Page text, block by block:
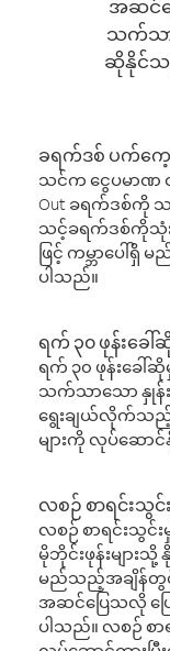
အဆင်ပ
သက်သာ
ဆိုနိုင်သ
ခရက်ဒစ် ပက်ကေ့ခ
သင်က ငွေပမာဏ
Out ခရက်ဒစ်ကို
သင့်ခရက်ဒစ်ကိုသုံး
ဖြင့် ကမ္ဘာပေါ်
ပါသည်။
ရက် ၃၀ ဖုန်းခေ
ရက် ၃၀ ဖုန်းခေ
သက်သာသော နှုန်း
ရွေးချယ်လိုက်သည့်
များကို လုပ်ဆော
လစဉ် စာရင်းသွင်
လစဉ် စာရင်းသွင်း
မိုဘိုင်းဖုန်းများသို့
မည်သည့်အချိန်တွ
အဆင်ပြေသလို ပ
ပါသည်။ လစဉ် စ